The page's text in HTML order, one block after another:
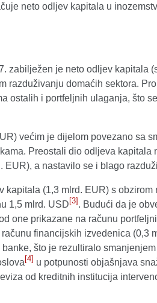
neto odljev kapitala u
zabilježen je neto odljev kapitala
razduživanju domaćih sektora.
ostalih i portfeljnih ulaganja, što
većim je dijelom povezano sa
Preostali dio odljeva kapitala
a nastavilo se i blago
(1,3 mlrd. EUR) s obzirom
1,5 mlrd. USD [3] . Budući da je
one prikazane na računu
financijskih izvedenica (0,3
što je rezultiralo
[4] u potpunosti objašnjava
od kreditnih institucija